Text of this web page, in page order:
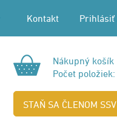
Kontakt Prihlásiť
Nákupný košík
Počet položiek:
STAŇ SA ČLENOM SSV